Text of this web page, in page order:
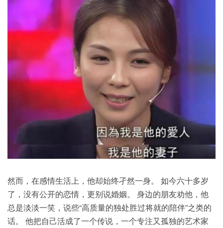
然而，在感情生活上，他却始终孑然一身。 如今六十多岁
了，没有公开的恋情，更别说婚姻。 身边的朋友劝他，他
总是淡淡一笑，说些“高质量的独处胜过将就的陪伴”之类的
话。 他把自己活成了一个传说，一个专注又孤独的艺术家